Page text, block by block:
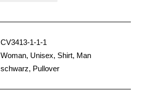
CV3413-1-1-1
Woman, Unisex, Shirt, Man
schwarz, Pullover